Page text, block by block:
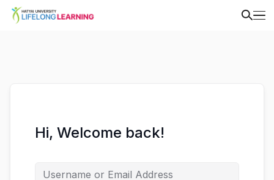
Hi, Welcome back!